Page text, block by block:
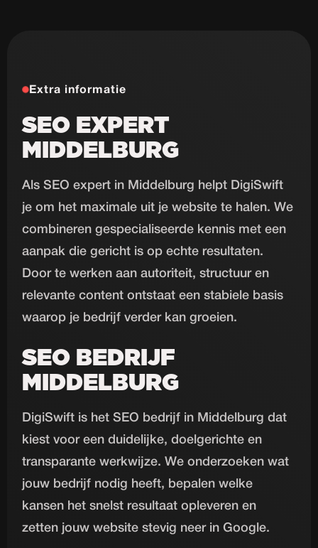
Extra informatie
SEO EXPERT
MIDDELBURG
Als SEO expert in Middelburg helpt DigiSwift
je om het maximale uit je website te halen. We
combineren gespecialiseerde kennis met een
aanpak die gericht is op echte resultaten.
Door te werken aan autoriteit, structuur en
relevante content ontstaat een stabiele basis
waarop je bedrijf verder kan groeien.
SEO BEDRIJF
MIDDELBURG
DigiSwift is het SEO bedrijf in Middelburg dat
kiest voor een duidelijke, doelgerichte en
transparante werkwijze. We onderzoeken wat
jouw bedrijf nodig heeft, bepalen welke
kansen het snelst resultaat opleveren en
zetten jouw website stevig neer in Google.